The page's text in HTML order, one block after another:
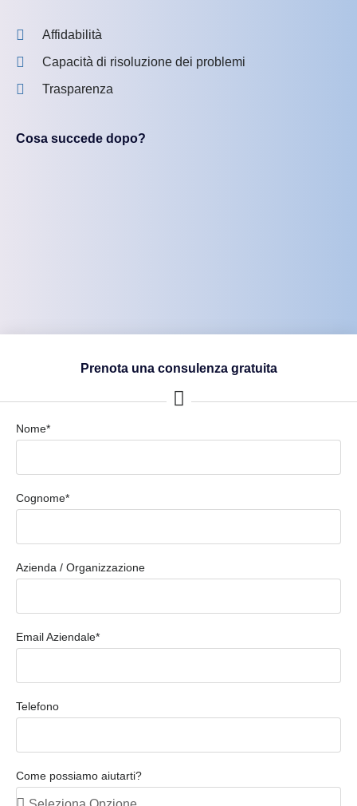
Affidabilità
Capacità di risoluzione dei problemi
Trasparenza
Cosa succede dopo?
Prenota una consulenza gratuita
Nome*
Cognome*
Azienda / Organizzazione
Email Aziendale*
Telefono
Come possiamo aiutarti?